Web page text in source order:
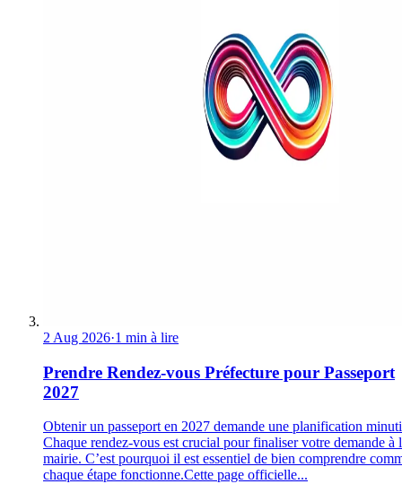
2 Aug 2026·1 min à lire
Prendre Rendez-vous Préfecture pour Passeport
2027
Obtenir un passeport en 2027 demande une planification
Chaque rendez-vous est crucial pour finaliser votre demande à
mairie. C’est pourquoi il est essentiel de bien comprendre
chaque étape fonctionne.Cette page officielle...